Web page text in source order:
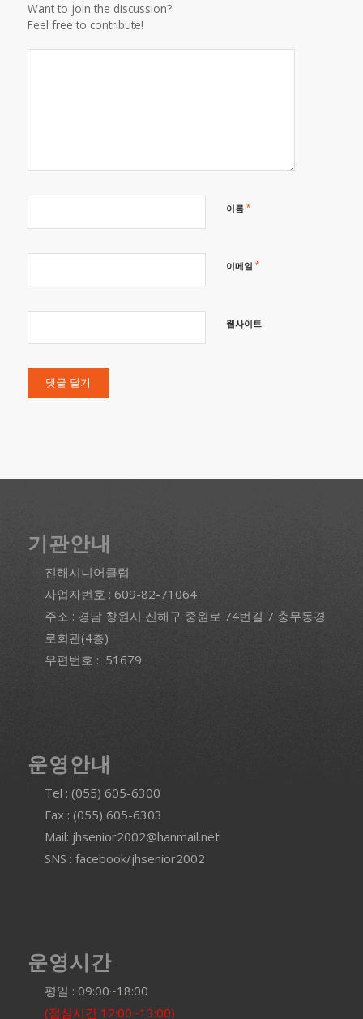
Want to join the discussion?
Feel free to contribute!
이름 *
이메일 *
웹사이트
기관안내
진해시니어클럽
사업자번호 : 609-82-71064
주소 : 경남 창원시 진해구 중원로 74번길 7 충무동경
로회관(4층)
우편번호 : 51679
운영안내
Tel : (055) 605-6300
Fax : (055) 605-6303
Mail: jhsenior2002@hanmail.net
SNS : facebook/jhsenior2002
운영시간
평일 : 09:00~18:00
(점심시간 12:00~13:00)